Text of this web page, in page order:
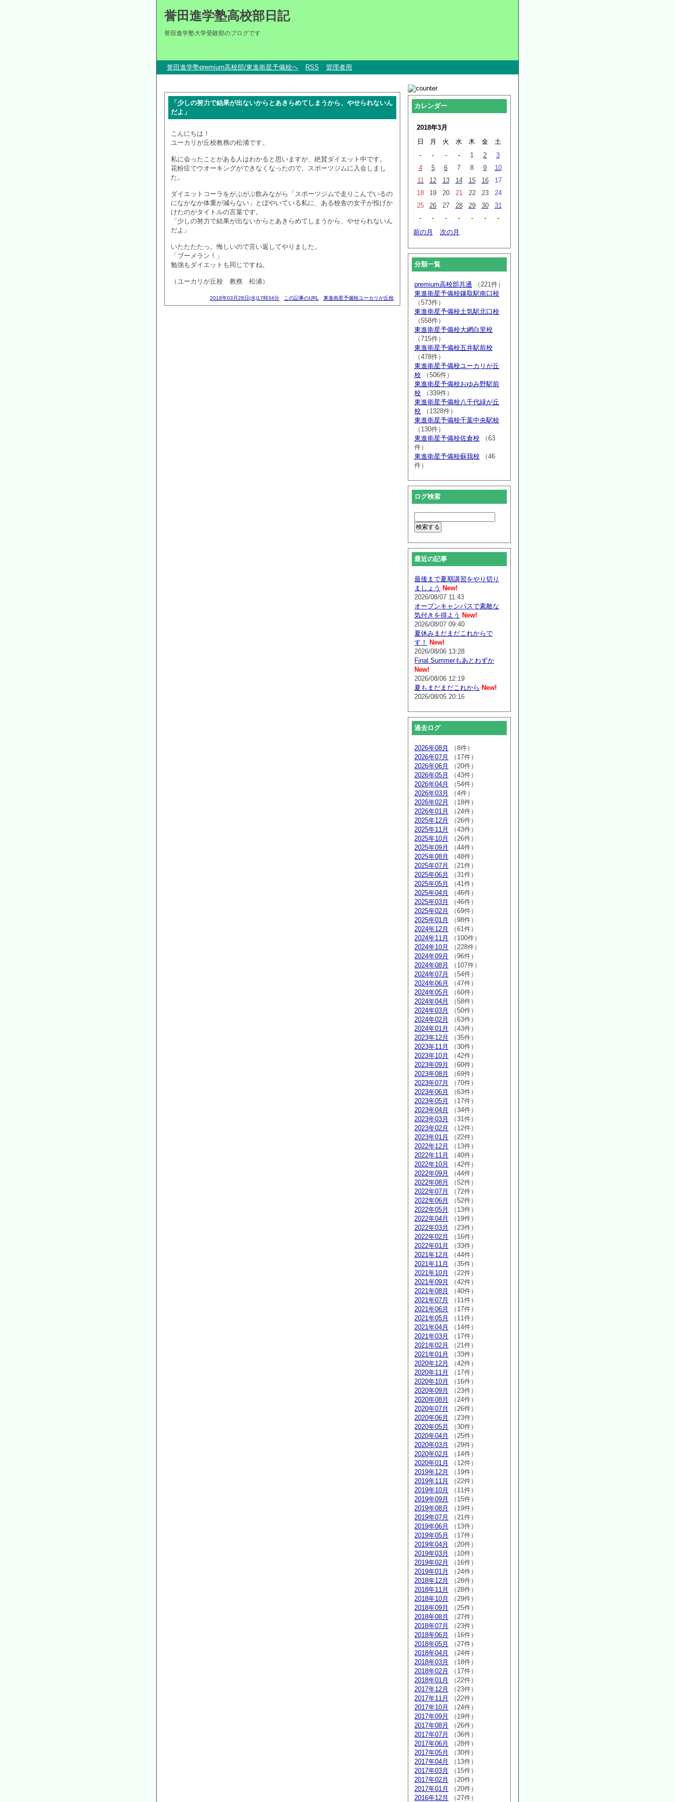
誉田進学塾高校部日記
誉田進学塾大学受験部のブログです
誉田進学塾premium高校部/東進衛星予備校へ RSS 管理者用
「少しの努力で結果が出ないからとあきらめてしまうから、やせられないん
だよ」
こんにちは！
ユーカリが丘校教務の松浦です。
私に会ったことがある人はわかると思いますが、絶賛ダイエット中です。
花粉症でウオーキングができなくなったので、スポーツジムに入会しまし
た。
ダイエットコーラをがぶがぶ飲みながら「スポーツジムで走りこんでいるの
になかなか体重が減らない」とぼやいている私に、ある校舎の女子が投げか
けたのがタイトルの言葉です。
「少しの努力で結果が出ないからとあきらめてしまうから、やせられないん
だよ」
いたたたたっ。悔しいので言い返してやりました。
「ブーメラン！」
勉強もダイエットも同じですね。
（ユーカリが丘校 教務 松浦）
2018年03月28日(水)17時34分 この記事のURL 東進衛星予備校ユーカリが丘校
カレンダー
2018年3月
日
月 火 水 木 金
土
-
- - - 1 2
3
4
5 6 7 8 9
10
11
12 13 14 15 16
17
18
19 20 21 22 23
24
25
26 27 28 29 30
31
-
- - - - -
-
前の月
次の月
分類一覧
premium高校部共通 （221件）
東進衛星予備校鎌取駅南口校
（573件）
東進衛星予備校土気駅北口校
（558件）
東進衛星予備校大網白里校
（715件）
東進衛星予備校五井駅前校
（478件）
東進衛星予備校ユーカリが丘
校 （506件）
東進衛星予備校おゆみ野駅前
校 （339件）
東進衛星予備校八千代緑が丘
校 （1328件）
東進衛星予備校千葉中央駅校
（130件）
東進衛星予備校佐倉校 （63
件）
東進衛星予備校蘇我校 （46
件）
ログ検索
最近の記事
最後まで夏期講習をやり切り
ましょう New!
2026/08/07 11:43
オープンキャンパスで素敵な
気付きを得よう New!
2026/08/07 09:40
夏休みまだまだこれからで
す！
New!
2026/08/06 13:28
Final Summerもあとわずか
New!
2026/08/06 12:19
夏もまだまだこれから New!
2026/08/05 20:16
過去ログ
2026年08月
（8件）
2026年07月
（17件）
2026年06月
（20件）
2026年05月
（43件）
2026年04月
（54件）
2026年03月
（4件）
2026年02月
（18件）
2026年01月
（24件）
2025年12月
（26件）
2025年11月
（43件）
2025年10月
（26件）
2025年09月
（44件）
2025年08月
（48件）
2025年07月
（21件）
2025年06月
（31件）
2025年05月
（41件）
2025年04月
（46件）
2025年03月
（46件）
2025年02月
（69件）
2025年01月
（98件）
2024年12月
（61件）
2024年11月
（100件）
2024年10月
（228件）
2024年09月
（96件）
2024年08月
（107件）
2024年07月
（54件）
2024年06月
（47件）
2024年05月
（60件）
2024年04月
（58件）
2024年03月
（50件）
2024年02月
（63件）
2024年01月
（43件）
2023年12月
（35件）
2023年11月
（30件）
2023年10月
（42件）
2023年09月
（60件）
2023年08月
（69件）
2023年07月
（70件）
2023年06月
（63件）
2023年05月
（17件）
2023年04月
（34件）
2023年03月
（31件）
2023年02月
（12件）
2023年01月
（22件）
2022年12月
（13件）
2022年11月
（40件）
2022年10月
（42件）
2022年09月
（44件）
2022年08月
（52件）
2022年07月
（72件）
2022年06月
（52件）
2022年05月
（13件）
2022年04月
（19件）
2022年03月
（23件）
2022年02月
（16件）
2022年01月
（33件）
2021年12月
（44件）
2021年11月
（35件）
2021年10月
（22件）
2021年09月
（42件）
2021年08月
（40件）
2021年07月
（11件）
2021年06月
（17件）
2021年05月
（11件）
2021年04月
（14件）
2021年03月
（17件）
2021年02月
（21件）
2021年01月
（33件）
2020年12月
（42件）
2020年11月
（17件）
2020年10月
（16件）
2020年09月
（23件）
2020年08月
（24件）
2020年07月
（26件）
2020年06月
（23件）
2020年05月
（30件）
2020年04月
（25件）
2020年03月
（29件）
2020年02月
（14件）
2020年01月
（12件）
2019年12月
（19件）
2019年11月
（22件）
2019年10月
（11件）
2019年09月
（15件）
2019年08月
（19件）
2019年07月
（21件）
2019年06月
（13件）
2019年05月
（17件）
2019年04月
（20件）
2019年03月
（10件）
2019年02月
（16件）
2019年01月
（24件）
2018年12月
（28件）
2018年11月
（28件）
2018年10月
（29件）
2018年09月
（25件）
2018年08月
（27件）
2018年07月
（23件）
2018年06月
（16件）
2018年05月
（27件）
2018年04月
（24件）
2018年03月
（18件）
2018年02月
（17件）
2018年01月
（22件）
2017年12月
（23件）
2017年11月
（22件）
2017年10月
（24件）
2017年09月
（19件）
2017年08月
（26件）
2017年07月
（36件）
2017年06月
（28件）
2017年05月
（30件）
2017年04月
（13件）
2017年03月
（15件）
2017年02月
（20件）
2017年01月
（20件）
2016年12月
（27件）